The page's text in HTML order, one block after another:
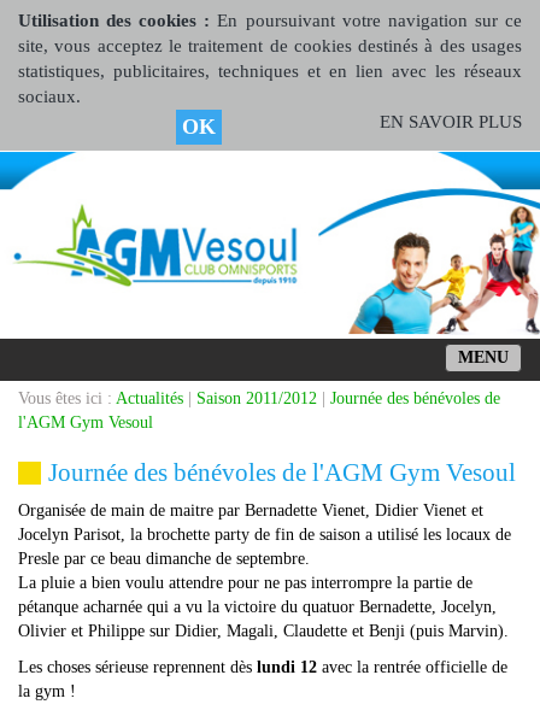
Utilisation des cookies :En poursuivant votre navigation sur ce
site, vous acceptez le traitement de cookies destinés à des usages
statistiques, publicitaires, techniques et en lien avec les réseaux
sociaux.
OK EN SAVOIR PLUS
MENU
Vous êtes ici : Actualités Saison 2011/2012
Journée des bénévoles de
l'AGM Gym Vesoul
Journée des bénévoles de l'AGM Gym Vesoul
Organisée de main de maitre par Bernadette Vienet, Didier Vienet et
Jocelyn Parisot, la brochette party de fin de saison a utilisé les locaux de
Presle par ce beau dimanche de septembre.
La pluie a bien voulu attendre pour ne pas interrompre la partie de
pétanque acharnée qui a vu la victoire du quatuor Bernadette, Jocelyn,
Olivier et Philippe sur Didier, Magali, Claudette et Benji (puis Marvin).
Les choses sérieuse reprennent dès lundi 12 avec la rentrée officielle de
la gym !